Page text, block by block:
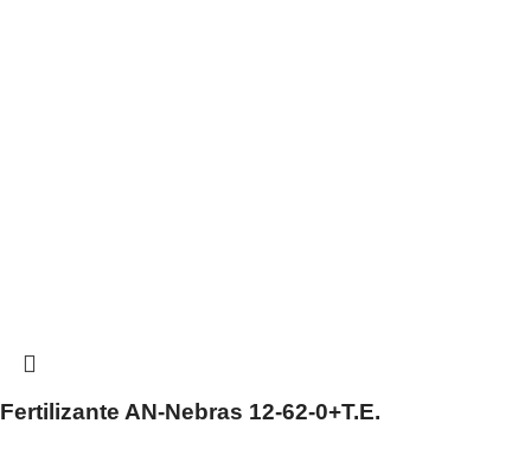
Fertilizante AN-Nebras 12-62-0+T.E.